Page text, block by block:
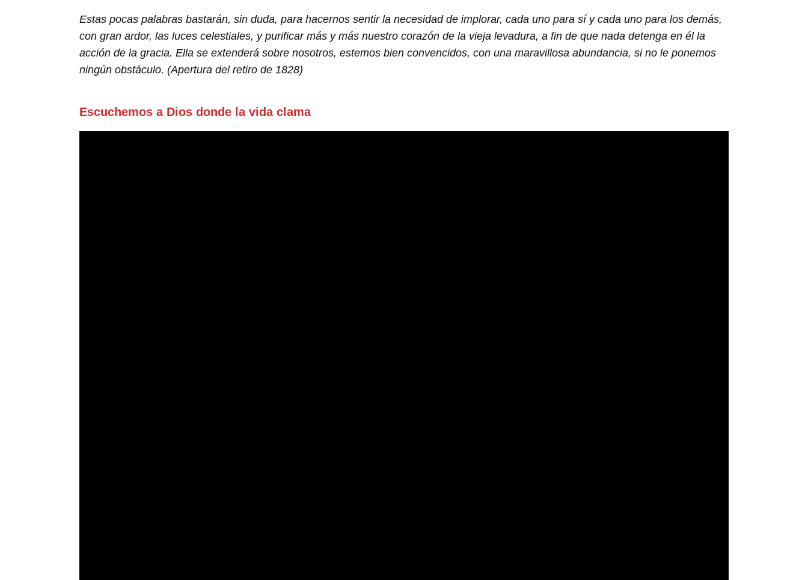
Estas pocas palabras bastarán, sin duda, para hacernos sentir la necesidad de implorar, cada uno para sí y cada uno para los demás,
con gran ardor, las luces celestiales, y purificar más y más nuestro corazón de la vieja levadura, a fin de que nada detenga en él la
acción de la gracia. Ella se extenderá sobre nosotros, estemos bien convencidos, con una maravillosa abundancia, si no le ponemos
ningún obstáculo. (Apertura del retiro de 1828)
Escuchemos a Dios donde la vida clama